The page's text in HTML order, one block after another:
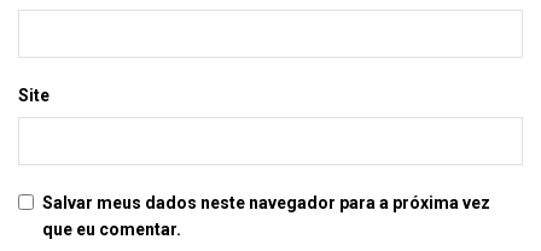
Site
Salvar meus dados neste navegador para a próxima vez
que eu comentar.